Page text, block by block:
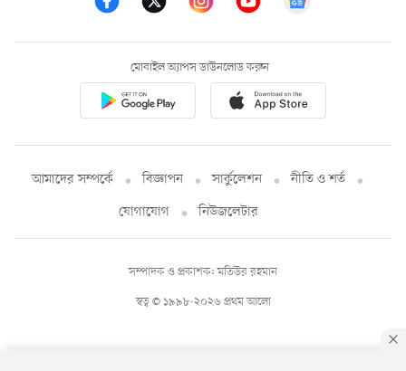
মোবাইল অ্যাপস ডাউনলোড করুন
আমাদের সম্পর্কে বিজ্ঞাপন সার্কুলেশন
নীতি ও শর্ত
যোগাযোগ
নিউজলেটার
স্বত্ব © ১৯৯৮-২০২৬ প্রথম আলো
সম্পাদক ও প্রকাশক: মতিউর রহমান